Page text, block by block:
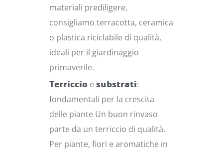
materiali prediligere,
consigliamo terracotta, ceramica
o plastica riciclabile di qualità,
ideali per il giardinaggio
primaverile.
Terriccio e substrati:
fondamentali per la crescita
delle piante Un buon rinvaso
parte da un terriccio di qualità.
Per piante, fiori e aromatiche in